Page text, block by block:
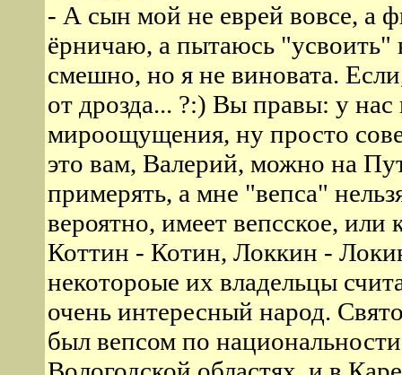
- А сын мой не еврей вовсе, а
ёрничаю, а пытаюсь "усвоить"
смешно, но я не виновата.
от дрозда... ?:) Вы правы: у нас
мироощущения, ну просто
это вам, Валерий, можно на
примерять, а мне "вепса"
вероятно, имеет вепсское,
Коттин - Котин, Локкин -
некотороые их владельцы
очень интересный народ.
был вепсом по